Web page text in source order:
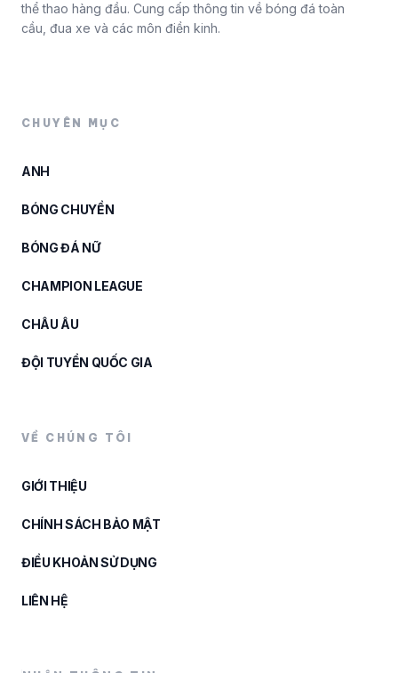
thể thao hàng đầu. Cung cấp thông tin về bóng đá toàn
cầu, đua xe và các môn điền kinh.
CHUYÊN MỤC
ANH
BÓNG CHUYỀN
BÓNG ĐÁ NỮ
CHAMPION LEAGUE
CHÂU ÂU
ĐỘI TUYỂN QUỐC GIA
VỀ CHÚNG TÔI
GIỚI THIỆU
CHÍNH SÁCH BẢO MẬT
ĐIỀU KHOẢN SỬ DỤNG
LIÊN HỆ